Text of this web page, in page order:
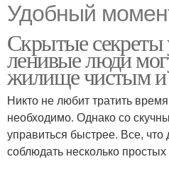
Удобный
Скрытые секреты
ленивые люди
жилище чистым
Никто не любит тратить
необходимо. Однако со
управиться быстрее. Все, что
соблюдать несколько